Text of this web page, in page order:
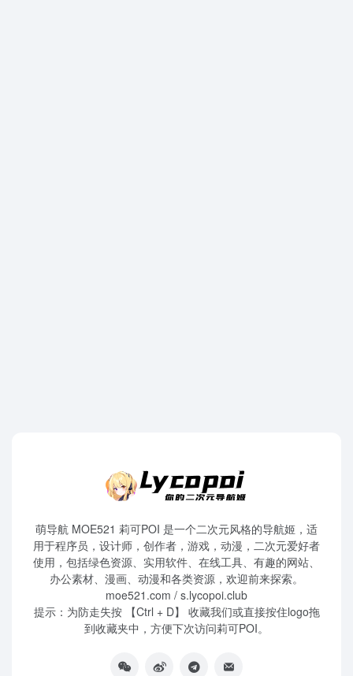
萌导航 MOE521 莉可POI 是一个二次元风格的导航姬，适
用于程序员，设计师，创作者，游戏，动漫，二次元爱好者
使用，包括绿色资源、实用软件、在线工具、有趣的网站、
办公素材、漫画、动漫和各类资源，欢迎前来探索。
moe521.com / s.lycopoi.club
提示：为防走失按 【Ctrl + D】 收藏我们或直接按住logo拖
到收藏夹中，方便下次访问莉可POI。